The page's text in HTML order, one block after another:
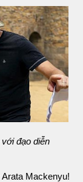
với đạo diễn
Mackenyu!